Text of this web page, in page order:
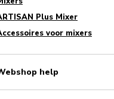
Plus Mixer
voor mixers
help